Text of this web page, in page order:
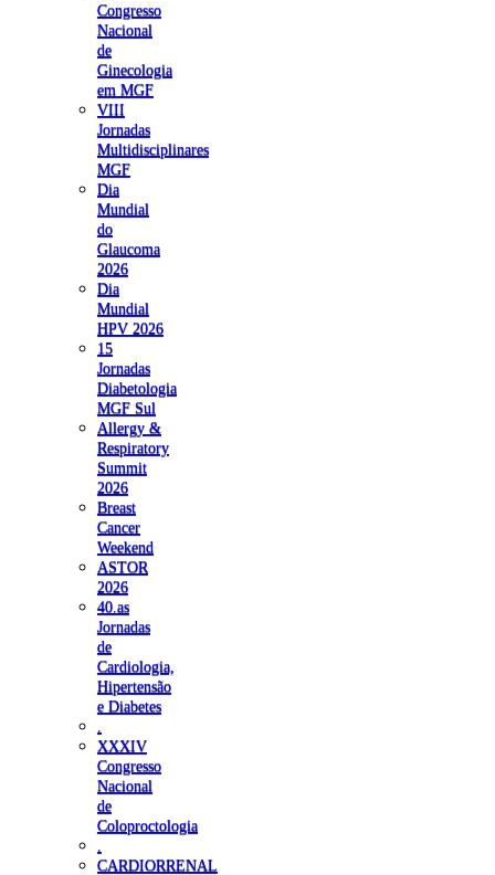
Congresso
Nacional
de
Ginecologia
em MGF
VIII
Jornadas
Multidisciplinares
MGF
Dia
Mundial
do
Glaucoma
2026
Dia
Mundial
HPV 2026
15
Jornadas
Diabetologia
MGF Sul
Allergy &
Respiratory
Summit
2026
Breast
Cancer
Weekend
ASTOR
2026
40.as
Jornadas
de
Cardiologia,
Hipertensão
e Diabetes
XXXIV
Congresso
Nacional
de
Coloproctologia
CARDIORRENAL